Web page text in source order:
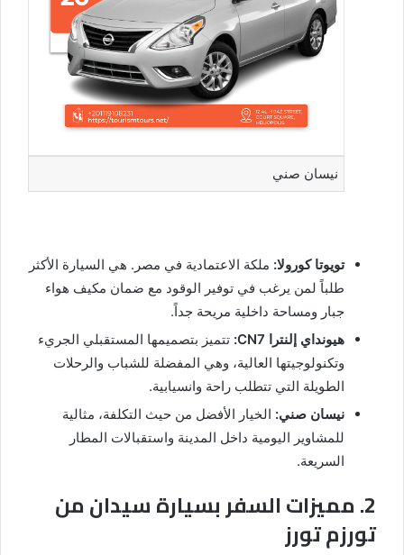
نيسان صني
تويوتا كورولا: ملكة الاعتمادية في مصر. هي السيارة الأكثر
طلباً لمن يرغب في توفير الوقود مع ضمان مكيف هواء
جبار ومساحة داخلية مريحة جداً.
هيونداي إلنترا CN7:
تتميز بتصميمها المستقبلي الجريء
وتكنولوجيتها العالية، وهي المفضلة للشباب والرحلات
الطويلة التي تتطلب راحة وانسيابية.
نيسان صني: الخيار الأفضل من حيث التكلفة، مثالية
للمشاوير اليومية داخل المدينة واستقبالات المطار
السريعة.
2. مميزات السفر بسيارة سيدان من
تورزم تورز